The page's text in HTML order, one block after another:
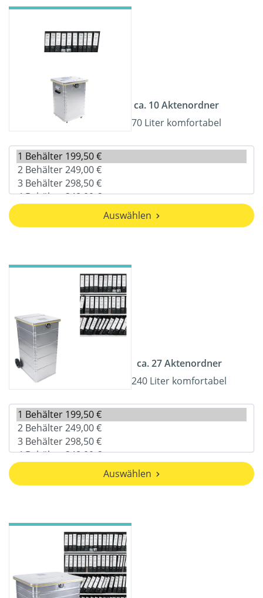
ca. 10 Aktenordner
70 Liter komfortabel
Auswählen
ca. 27 Aktenordner
240 Liter komfortabel
Auswählen